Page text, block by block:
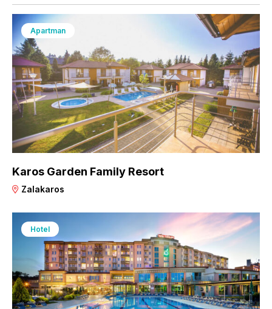
Apartman
Karos Garden Family Resort
Zalakaros
Hotel